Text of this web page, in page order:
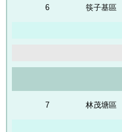
6 筷子基區
7 林茂塘區